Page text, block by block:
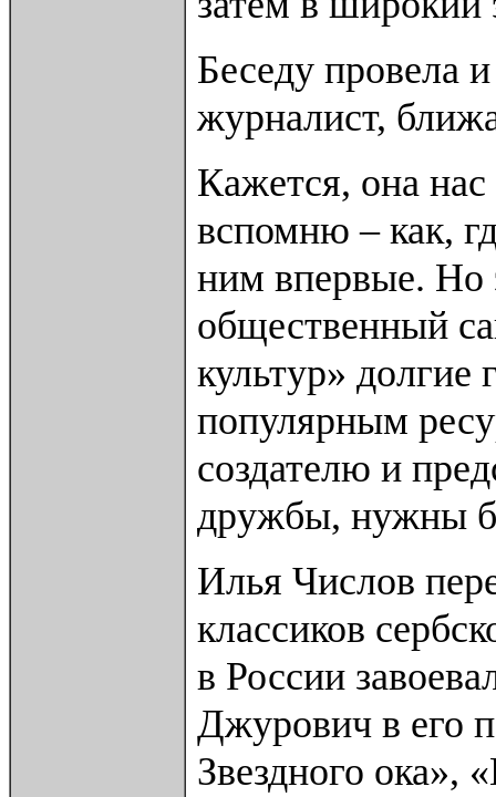
Беседу провела
журналист,
Кажется, она
вспомню – как,
ним впервые. Но
общественный
культур» долгие
популярным
создателю и
дружбы, нужны
Илья Числов
классиков
в России
Джурович в его
Звездного ока»,